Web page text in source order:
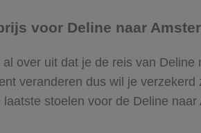
voor Deline naar
al over uit dat je de reis van
veranderen dus wil je
laatste stoelen voor de Deline